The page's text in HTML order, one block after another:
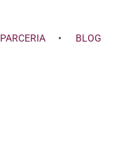
PARCERIA BLOG